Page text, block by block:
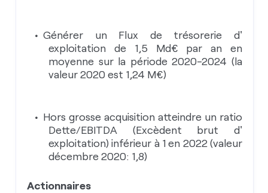
Générer un Flux de trésorerie d'
exploitation de 1,5 Md€ par an en
moyenne sur la période 2020-2024 (la
valeur 2020 est 1,24 M€)
Hors grosse acquisition atteindre un ratio
Dette/EBITDA (Excèdent brut d'
exploitation) inférieur à 1 en 2022 (valeur
décembre 2020: 1,8)
Actionnaires